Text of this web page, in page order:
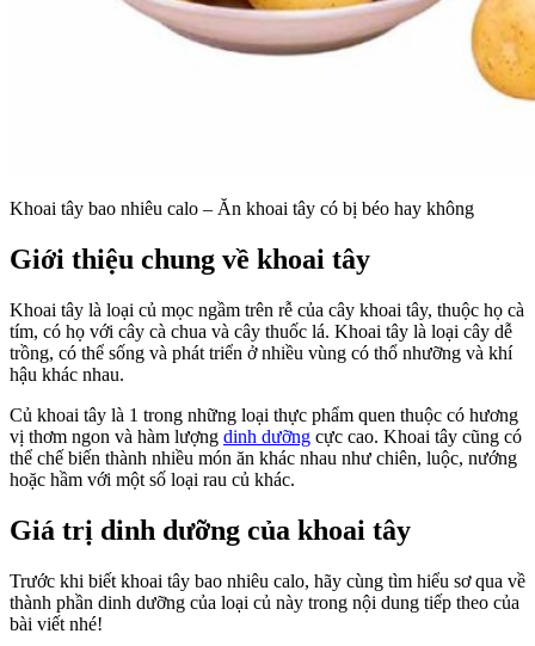
Khoai tây bao nhiêu calo – Ăn khoai tây có bị béo hay không
Giới thiệu chung về khoai tây
Khoai tây là loại củ mọc ngầm trên rễ của cây khoai tây, thuộc họ cà
tím, có họ với cây cà chua và cây thuốc lá. Khoai tây là loại cây dễ
trồng, có thể sống và phát triển ở nhiều vùng có thổ nhưỡng và khí
hậu khác nhau.
Củ khoai tây là 1 trong những loại thực phẩm quen thuộc có hương
vị thơm ngon và hàm lượng dinh dưỡng cực cao. Khoai tây cũng có
thể chế biến thành nhiều món ăn khác nhau như chiên, luộc, nướng
hoặc hầm với một số loại rau củ khác.
Giá trị dinh dưỡng của khoai tây
Trước khi biết khoai tây bao nhiêu calo, hãy cùng tìm hiểu sơ qua về
thành phần dinh dưỡng của loại củ này trong nội dung tiếp theo của
bài viết nhé!